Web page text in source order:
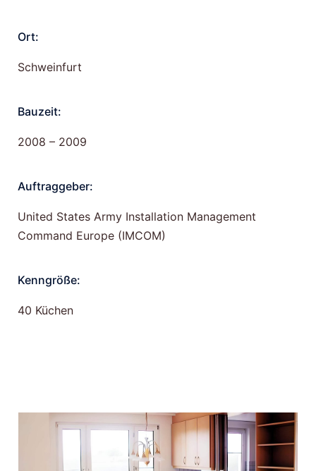
Ort:
Schweinfurt
Bauzeit:
2008 – 2009
Auftraggeber:
United States Army Installation Management
Command Europe (IMCOM)
Kenngröße:
40 Küchen